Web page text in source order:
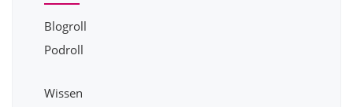
Blogroll
Podroll
Wissen